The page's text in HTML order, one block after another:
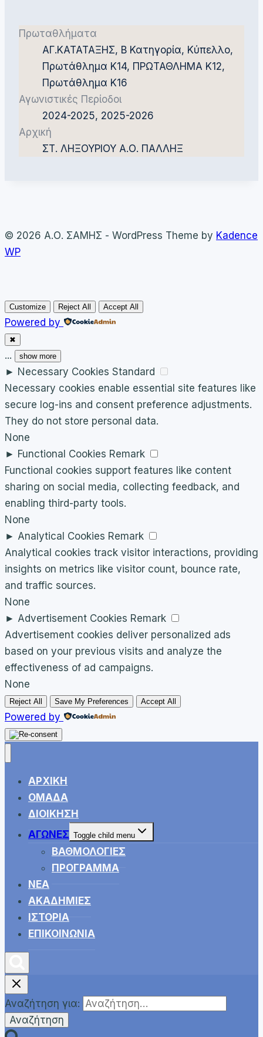
Πρωταθλήματα
ΑΓ.ΚΑΤΑΤΑΞΗΣ, Β Κατηγορία, Κύπελλο,
Πρωτάθλημα Κ14, ΠΡΩΤΑΘΛΗΜΑ Κ12,
Πρωτάθλημα Κ16
Αγωνιστικές Περίοδοι
2024-2025, 2025-2026
Αρχική
ΣΤ. ΛΗΞΟΥΡΙΟΥ Α.Ο. ΠΑΛΛΗΞ
© 2026 Α.Ο. ΣΑΜΗΣ - WordPress Theme by Kadence
WP
Customize Reject All Accept All
Powered by
✖
... show more
► Necessary Cookies Standard
Necessary cookies enable essential site features like
secure log-ins and consent preference adjustments.
They do not store personal data.
None
► Functional Cookies Remark
Functional cookies support features like content
sharing on social media, collecting feedback, and
enabling third-party tools.
None
► Analytical Cookies Remark
Analytical cookies track visitor interactions, providing
insights on metrics like visitor count, bounce rate,
and traffic sources.
None
► Advertisement Cookies Remark
Advertisement cookies deliver personalized ads
based on your previous visits and analyze the
effectiveness of ad campaigns.
None
Reject All Save My Preferences Accept All
Powered by
ΑΡΧΙΚΗ
ΟΜΑΔΑ
ΔΙΟΙΚΗΣΗ
ΑΓΩΝΕΣ Toggle child menu
ΒΑΘΜΟΛΟΓΙΕΣ
ΠΡΟΓΡΑΜΜΑ
ΝΕΑ
ΑΚΑΔΗΜΙΕΣ
ΙΣΤΟΡΙΑ
ΕΠΙΚΟΙΝΩΝΙΑ
Αναζήτηση για: